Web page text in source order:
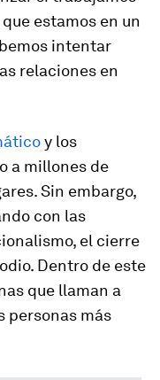
estamos en un
intentar
relaciones en
y los
a millones de
Sin embargo,
con las
el cierre
Dentro de este
que llaman a
personas más